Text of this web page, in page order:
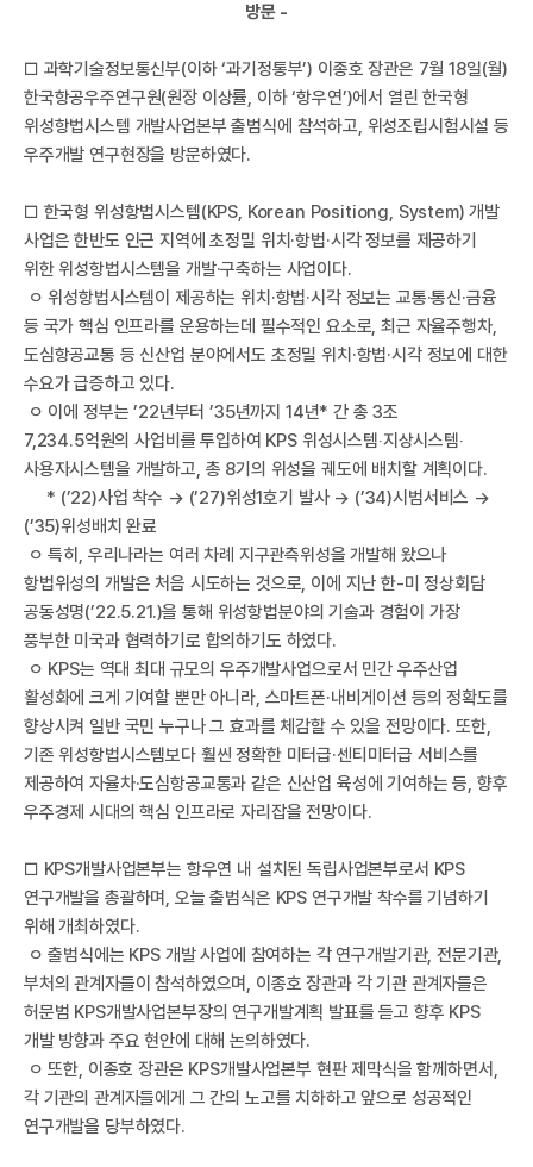
R
I
한
국
방문 -
□ 과학기술정보통신부(이하 ‘과기정통부’) 이종호 장관은 7월 18일(월)
한국항공우주연구원(원장 이상률, 이하 ‘항우연’)에서 열린 한국형
위성항법시스템 개발사업본부 출범식에 참석하고, 위성조립시험시설 등
우주개발 연구현장을 방문하였다.
□ 한국형 위성항법시스템(KPS, Korean Positiong, System) 개발
사업은 한반도 인근 지역에 초정밀 위치·항법·시각 정보를 제공하기
위한 위성항법시스템을 개발·구축하는 사업이다.
ㅇ 위성항법시스템이 제공하는 위치·항법·시각 정보는 교통·통신·금융
등 국가 핵심 인프라를 운용하는데 필수적인 요소로, 최근 자율주행차,
도심항공교통 등 신산업 분야에서도 초정밀 위치·항법·시각 정보에 대한
수요가 급증하고 있다.
ㅇ 이에 정부는 ’22년부터 ’35년까지 14년* 간 총 3조
7,234.5억원의 사업비를 투입하여 KPS 위성시스템‧지상시스템‧
사용자시스템을 개발하고, 총 8기의 위성을 궤도에 배치할 계획이다.
* (’22)사업 착수 → (’27)위성1호기 발사 → (’34)시범서비스 →
(’35)위성배치 완료
ㅇ 특히, 우리나라는 여러 차례 지구관측위성을 개발해 왔으나
항법위성의 개발은 처음 시도하는 것으로, 이에 지난 한-미 정상회담
공동성명(’22.5.21.)을 통해 위성항법분야의 기술과 경험이 가장
풍부한 미국과 협력하기로 합의하기도 하였다.
ㅇ KPS는 역대 최대 규모의 우주개발사업으로서 민간 우주산업
활성화에 크게 기여할 뿐만 아니라, 스마트폰·내비게이션 등의 정확도를
향상시켜 일반 국민 누구나 그 효과를 체감할 수 있을 전망이다. 또한,
기존 위성항법시스템보다 훨씬 정확한 미터급·센티미터급 서비스를
제공하여 자율차·도심항공교통과 같은 신산업 육성에 기여하는 등, 향후
우주경제 시대의 핵심 인프라로 자리잡을 전망이다.
□ KPS개발사업본부는 항우연 내 설치된 독립사업본부로서 KPS
연구개발을 총괄하며, 오늘 출범식은 KPS 연구개발 착수를 기념하기
위해 개최하였다.
ㅇ 출범식에는 KPS 개발 사업에 참여하는 각 연구개발기관, 전문기관,
부처의 관계자들이 참석하였으며, 이종호 장관과 각 기관 관계자들은
허문범 KPS개발사업본부장의 연구개발계획 발표를 듣고 향후 KPS
개발 방향과 주요 현안에 대해 논의하였다.
ㅇ 또한, 이종호 장관은 KPS개발사업본부 현판 제막식을 함께하면서,
각 기관의 관계자들에게 그 간의 노고를 치하하고 앞으로 성공적인
연구개발을 당부하였다.